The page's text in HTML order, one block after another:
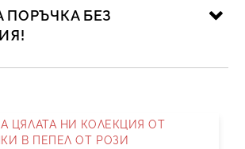
ПОРЪЧКА БЕЗ
ЦЯЛАТА НИ КОЛЕКЦИЯ ОТ
В ПЕПЕЛ ОТ РОЗИ